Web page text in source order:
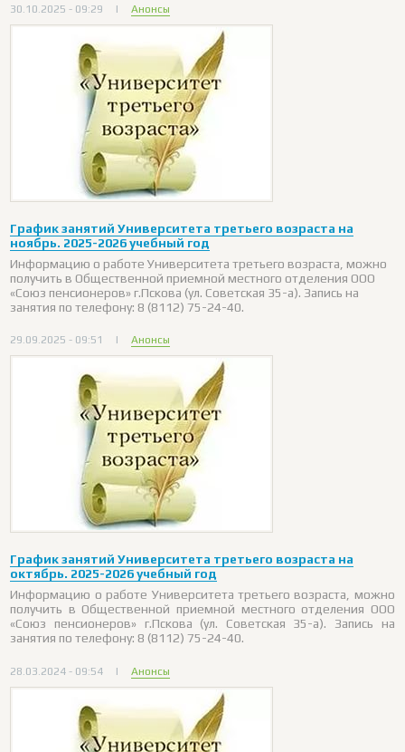
30.10.2025 - 09:29 | Анонсы
График занятий Университета третьего возраста на
ноябрь. 2025-2026 учебный год
Информацию о работе Университета третьего возраста, можно
получить в Общественной приемной местного отделения ООО
«Союз пенсионеров» г.Пскова (ул. Советская 35-а). Запись на
занятия по телефону: 8 (8112) 75-24-40.
29.09.2025 - 09:51 | Анонсы
График занятий Университета третьего возраста на
октябрь. 2025-2026 учебный год
Информацию о работе Университета третьего возраста, можно
получить в Общественной приемной местного отделения ООО
«Союз пенсионеров» г.Пскова (ул. Советская 35-а). Запись на
занятия по телефону: 8 (8112) 75-24-40.
28.03.2024 - 09:54 | Анонсы